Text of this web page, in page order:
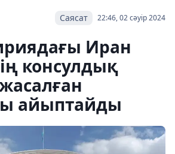
22:46, 02 сәуір 2024
Саясат
Иран
консулдық
айыптайды